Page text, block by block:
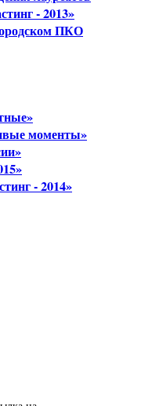
- 2013»
ПКО
моменты»
- 2014»